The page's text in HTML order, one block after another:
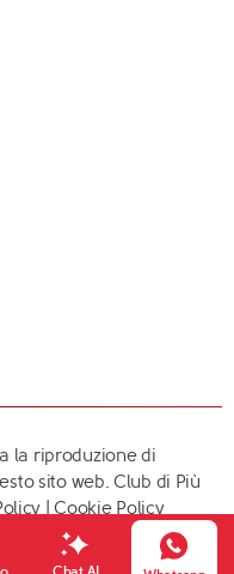
la riproduzione di
sito web. Club di Più
|Cookie Policy